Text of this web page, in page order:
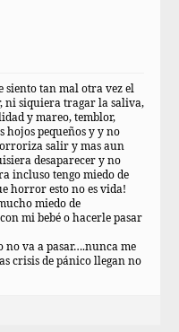
siento tan mal otra vez el
ni siquiera tragar la saliva,
y mareo, temblor,
hojos pequeños y y no
salir y mas aun
desaparecer y no
incluso tengo miedo de
horror esto no es vida!
miedo de
mi bebé o hacerle pasar
no va a pasar….nunca me
crisis de pánico llegan no